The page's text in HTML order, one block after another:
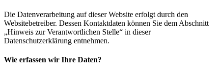
Die Datenverarbeitung auf dieser Website erfolgt durch den
Websitebetreiber. Dessen Kontaktdaten können Sie dem Abschnitt
„Hinweis zur Verantwortlichen Stelle“ in dieser
Datenschutzerklärung entnehmen.
Wie erfassen wir Ihre Daten?